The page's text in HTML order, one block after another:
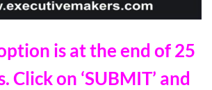
option is at the end of 25
Click on ‘SUBMIT’ and